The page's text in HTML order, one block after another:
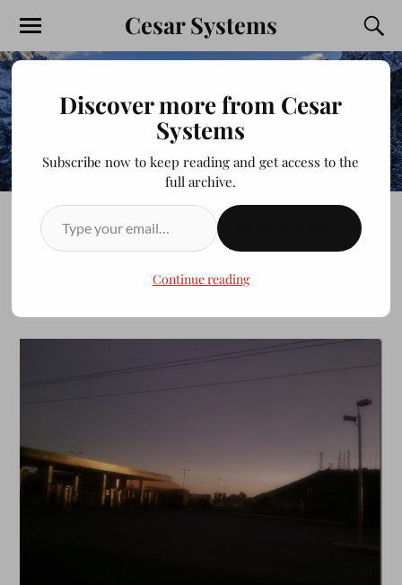
Cesar Systems
LOS MOCHIS
Discover more from Cesar
Systems
Subscribe now to keep reading and get access to the
full archive.
Continue reading